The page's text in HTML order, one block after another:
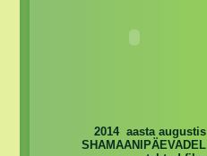
2014 aasta augustis
SHAMAANIPÄEVADEL